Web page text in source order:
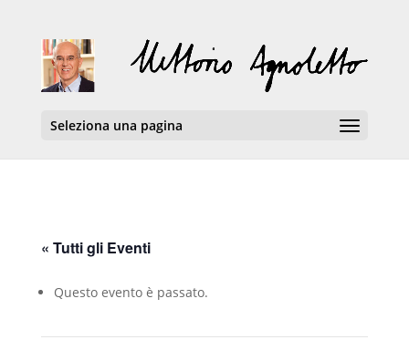
Seleziona una pagina
« Tutti gli Eventi
Questo evento è passato.